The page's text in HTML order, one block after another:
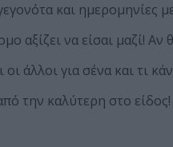
και ημερομηνίες
αξίζει να είσαι μαζί! Αν
άλλοι για σένα και τι
την καλύτερη στο είδος!